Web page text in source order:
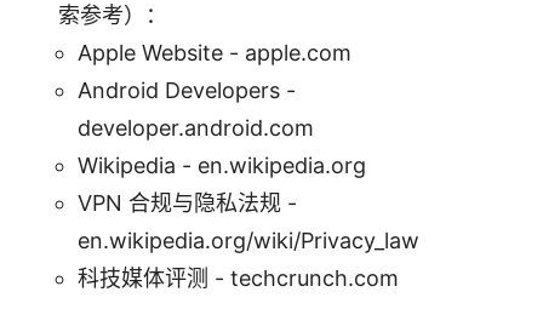
索参考）：
Apple Website - apple.com
Android Developers -
developer.android.com
Wikipedia - en.wikipedia.org
VPN 合规与隐私法规 -
en.wikipedia.org/wiki/Privacy_law
科技媒体评测 - techcrunch.com